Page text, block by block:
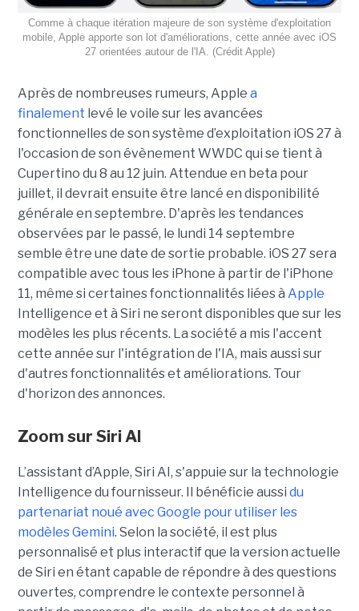
Comme à chaque itération majeure de son système d'exploitation
mobile, Apple apporte son lot d'améliorations, cette année avec iOS
27 orientées autour de l'IA. (Crédit Apple)
Après de nombreuses rumeurs, Apple a
finalement levé le voile sur les avancées
fonctionnelles de son système d’exploitation iOS 27 à
l'occasion de son évènement WWDC qui se tient à
Cupertino du 8 au 12 juin. Attendue en beta pour
juillet, il devrait ensuite être lancé en disponibilité
générale en septembre. D'après les tendances
observées par le passé, le lundi 14 septembre
semble être une date de sortie probable. iOS 27 sera
compatible avec tous les iPhone à partir de l'iPhone
11, même si certaines fonctionnalités liées à Apple
Intelligence et à Siri ne seront disponibles que sur les
modèles les plus récents. La société a mis l'accent
cette année sur l'intégration de l'IA, mais aussi sur
d'autres fonctionnalités et améliorations. Tour
d'horizon des annonces.
Zoom sur Siri AI
L’assistant d’Apple, Siri AI, s'appuie sur la technologie
Intelligence du fournisseur. Il bénéficie aussi du
partenariat noué avec Google pour utiliser les
modèles Gemini. Selon la société, il est plus
personnalisé et plus interactif que la version actuelle
de Siri en étant capable de répondre à des questions
ouvertes, comprendre le contexte personnel à